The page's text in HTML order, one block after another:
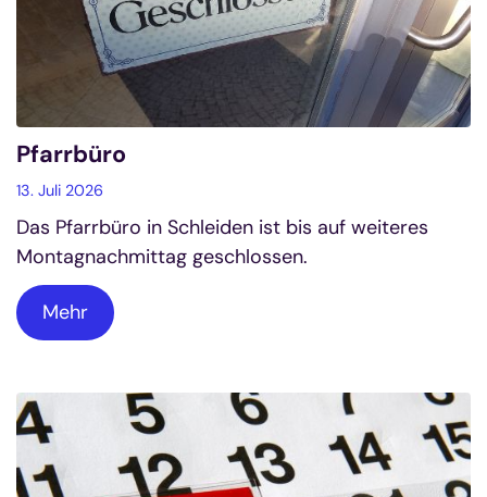
Pfarrbüro
13. Juli 2026
Das Pfarrbüro in Schleiden ist bis auf weiteres
Montagnachmittag geschlossen.
Mehr